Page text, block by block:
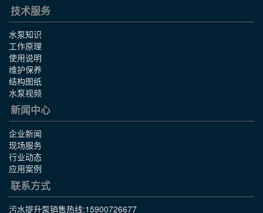
技术服务
水泵知识
工作原理
使用说明
维护保养
结构图纸
水泵视频
新闻中心
企业新闻
现场服务
行业动态
应用案例
联系方式
污水提升泵销售热线:15900726677